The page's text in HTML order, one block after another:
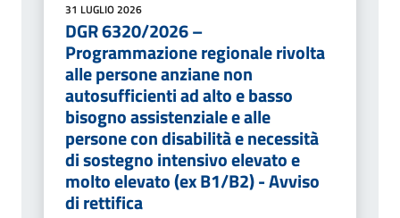
31 LUGLIO 2026
DGR 6320/2026 –
Programmazione regionale rivolta
alle persone anziane non
autosufficienti ad alto e basso
bisogno assistenziale e alle
persone con disabilità e necessità
di sostegno intensivo elevato e
molto elevato (ex B1/B2) - Avviso
di rettifica